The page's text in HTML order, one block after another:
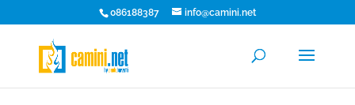
086188387 info@camini.net